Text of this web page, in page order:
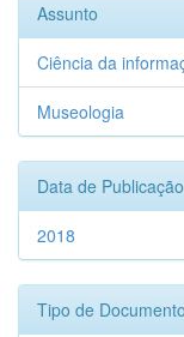
Assunto
Ciência da
Museologia
Data de Publicação
2018
Tipo de Documento